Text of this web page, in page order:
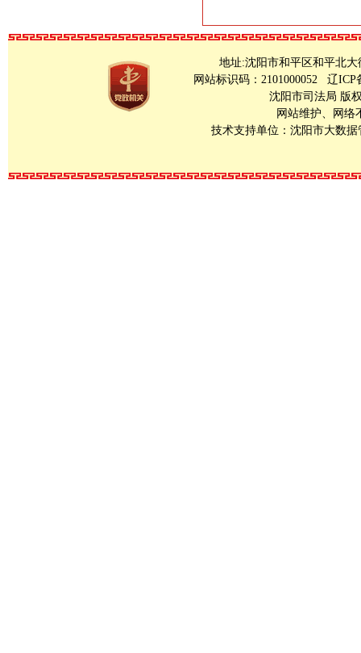
地址:沈阳市和平区和平北大
网站标识码：2101000052 辽ICP
沈阳市司法局 版
网站维护、网络
技术支持单位：沈阳市大数